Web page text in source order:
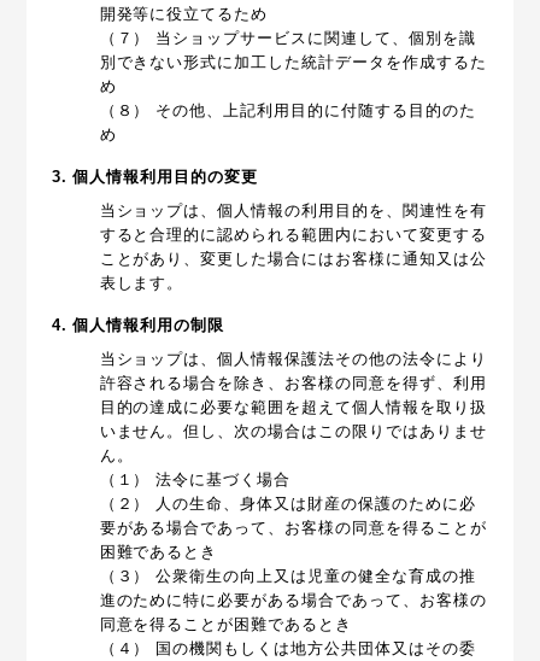
開発等に役立てるため
（７） 当ショップサービスに関連して、個別を識
別できない形式に加工した統計データを作成するた
め
（８） その他、上記利用目的に付随する目的のた
め
3. 個人情報利用目的の変更
当ショップは、個人情報の利用目的を、関連性を有
すると合理的に認められる範囲内において変更する
ことがあり、変更した場合にはお客様に通知又は公
表します。
4. 個人情報利用の制限
当ショップは、個人情報保護法その他の法令により
許容される場合を除き、お客様の同意を得ず、利用
目的の達成に必要な範囲を超えて個人情報を取り扱
いません。但し、次の場合はこの限りではありませ
ん。
（１） 法令に基づく場合
（２） 人の生命、身体又は財産の保護のために必
要がある場合であって、お客様の同意を得ることが
困難であるとき
（３） 公衆衛生の向上又は児童の健全な育成の推
進のために特に必要がある場合であって、お客様の
同意を得ることが困難であるとき
（４） 国の機関もしくは地方公共団体又はその委